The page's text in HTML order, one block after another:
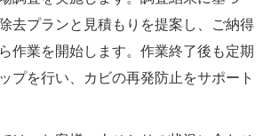
去プランと見積もりを提案し、ご納得
作業を開始します。作業終了後も定期
プを行い、カビの再発防止をサポート